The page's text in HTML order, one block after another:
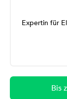
Expertin für
Bis